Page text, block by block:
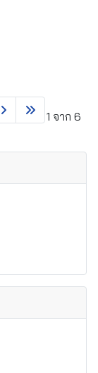
หน้า 1 จาก 6